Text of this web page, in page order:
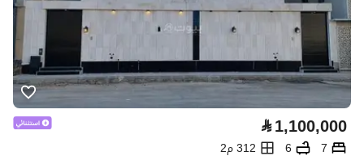
⃁1,100,000
7
6
312 م2